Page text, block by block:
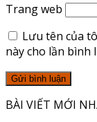
Trang web
Lưu tên của
này cho lần bình
BÀI VIẾT MỚI